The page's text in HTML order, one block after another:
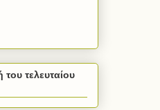
τελευταίου